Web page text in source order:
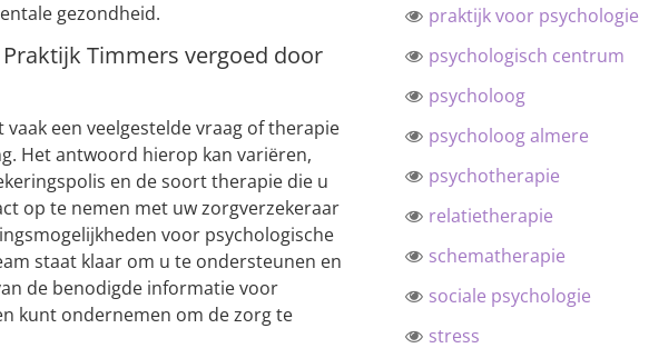
gezondheid.
Timmers vergoed door
een veelgestelde vraag of therapie
Het antwoord hierop kan variëren,
en de soort therapie die u
op te nemen met uw zorgverzekeraar
voor psychologische
staat klaar om u te ondersteunen en
de benodigde informatie voor
kunt ondernemen om de zorg te
praktijk voor psychologie
psychologisch centrum
psycholoog
psycholoog almere
psychotherapie
relatietherapie
schematherapie
sociale psychologie
stress